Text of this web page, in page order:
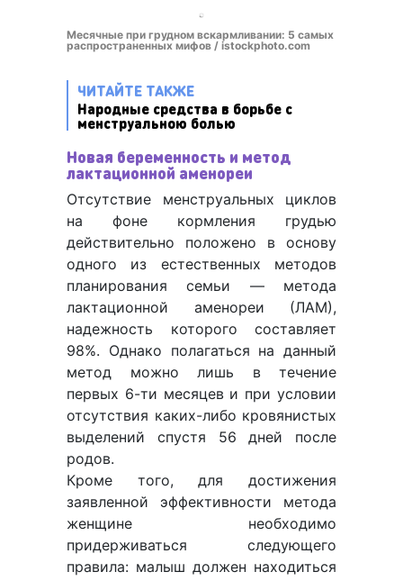
Месячные при грудном вскармливании: 5 самых
распространенных мифов / istockphoto.com
ЧИТАЙТЕ ТАКЖЕ
Народные средства в борьбе с
менструальною болью
Новая беременность и метод
лактационной аменореи
Отсутствие менструальных циклов
на фоне кормления грудью
действительно положено в основу
одного из естественных методов
планирования семьи — метода
лактационной аменореи (ЛАМ),
надежность которого составляет
98%. Однако полагаться на данный
метод можно лишь в течение
первых 6-ти месяцев и при условии
отсутствия каких-либо кровянистых
выделений спустя 56 дней после
родов.
Кроме того, для достижения
заявленной эффективности метода
женщине необходимо
придерживаться следующего
правила: малыш должен находиться